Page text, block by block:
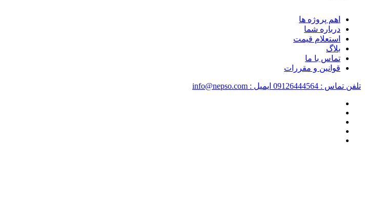
اهم پروژه ها
درباره شما
استعلام قیمت
بلاگ
تماس با ما
قوانین و مقررات
تلفن تماس : 09126444564 ایمیل : info@nepso.com